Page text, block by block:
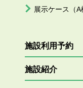
展示ケース（A
施設利用予約
施設紹介